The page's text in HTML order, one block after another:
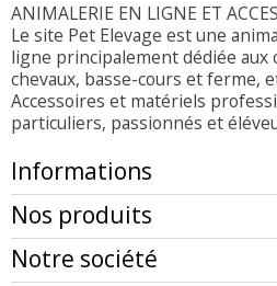
ANIMALERIE EN LIGNE ET
Le site Pet Elevage est une
ligne principalement dédiée aux
chevaux, basse-cours et ferme,
Accessoires et matériels
particuliers, passionnés et
Informations
Nos produits
Notre société